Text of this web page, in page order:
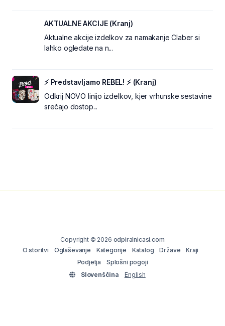
AKTUALNE AKCIJE (Kranj)
Aktualne akcije izdelkov za namakanje Claber si
lahko ogledate na n...
⚡ Predstavljamo REBEL! ⚡ (Kranj)
Odkrij NOVO linijo izdelkov, kjer vrhunske sestavine
srečajo dostop...
Copyright © 2026 odpiralnicasi.com
O storitvi
Oglaševanje Kategorije Katalog Države
Kraji
Podjetja
Splošni pogoji
Slovenščina
English